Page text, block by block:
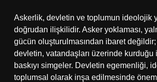
Askerlik, devletin ve toplumun ideolojik
doğrudan ilişkilidir. Asker yoklaması,
gücün oluşturulmasından ibaret değildir;
devletin, vatandaşları üzerinde kurduğu
baskıyı simgeler. Devletin egemenliği,
toplumsal olarak inşa edilmesinde